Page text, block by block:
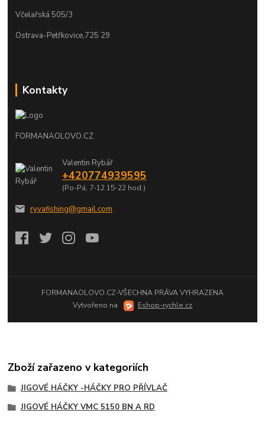
Včelařská 505/3
Ostrava-Petřkovice,725 29
Kontakty
FORMANAOLOVO.CZ
Valentin Rybář
+420774939595
(Po-Pá, 7-12 15-22 hod.)
ryvafishing@gmail.com
FORMANAOLOVO.CZ-VŠECHNA PRÁVA VYHRAZENA
Vytvořeno na
Eshop-rychle.cz
Zboží zařazeno v kategoriích
JIGOVÉ HÁČKY -HÁČKY PRO PŘÍVLAČ
JIGOVÉ HÁČKY VMC 5150 BN A RD